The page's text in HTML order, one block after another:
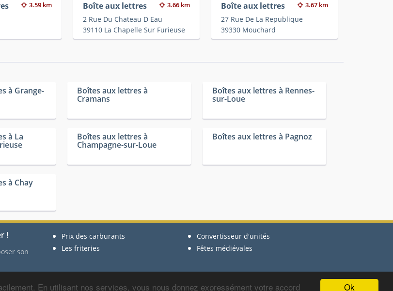
Ok
En utilisant nos services, vous nous donnez expressément votre accord
3.59 km Boîte aux lettres 3.66 km
2 Rue Du Chateau D Eau
39110 La Chapelle Sur Furieuse
Boîte aux lettres 3.67 km
27 Rue De La Republique
39330 Mouchard
à Grange- Boîtes aux lettres à
Cramans
Boîtes aux lettres à Rennes-
sur-Loue
à La Boîtes aux lettres à
Champagne-sur-Loue
Boîtes aux lettres à Pagnoz
à Chay
!
son
Prix des carburants
Les friteries
Convertisseur d'unités
Fêtes médiévales